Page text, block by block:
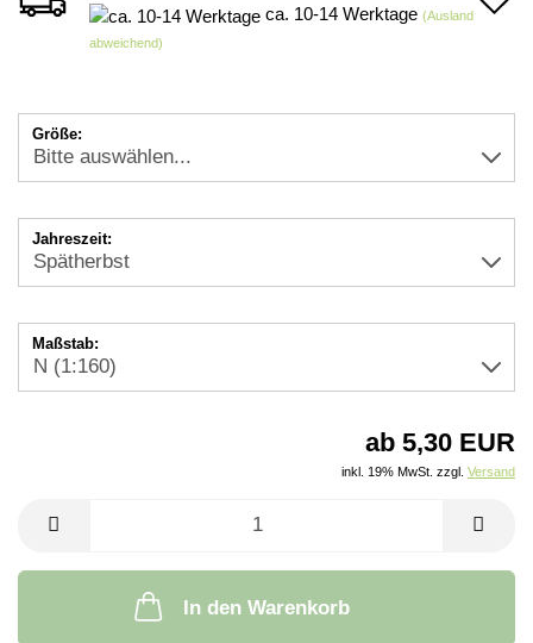
ca. 10-14 Werktage (Ausland
abweichend)
Größe:
Jahreszeit:
Maßstab:
ab 5,30 EUR
inkl. 19% MwSt. zzgl. Versand
In den Warenkorb